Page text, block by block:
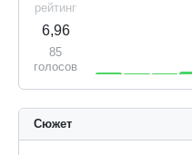
рейтинг
6,96
85
голосов
Сюжет